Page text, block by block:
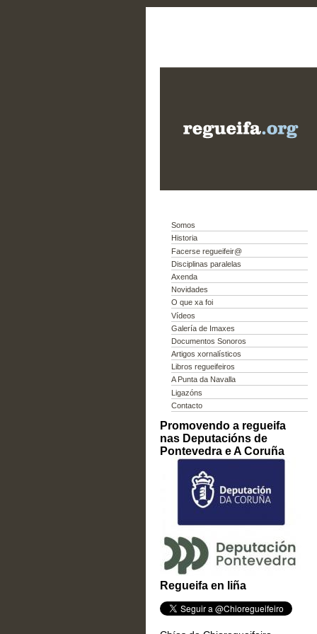
Somos
Historia
Facerse regueifeir@
Disciplinas paralelas
Axenda
Novidades
O que xa foi
Vídeos
Galería de Imaxes
Documentos Sonoros
Artigos xornalísticos
Libros regueifeiros
A Punta da Navalla
Ligazóns
Contacto
Promovendo a regueifa
nas Deputacións de
Pontevedra e A Coruña
Regueifa en liña